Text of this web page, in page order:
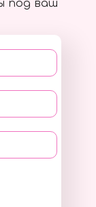
под ваш